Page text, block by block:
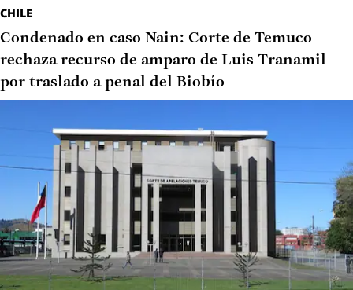
CHILE
Condenado en caso Nain: Corte de Temuco
rechaza recurso de amparo de Luis Tranamil
por traslado a penal del Biobío